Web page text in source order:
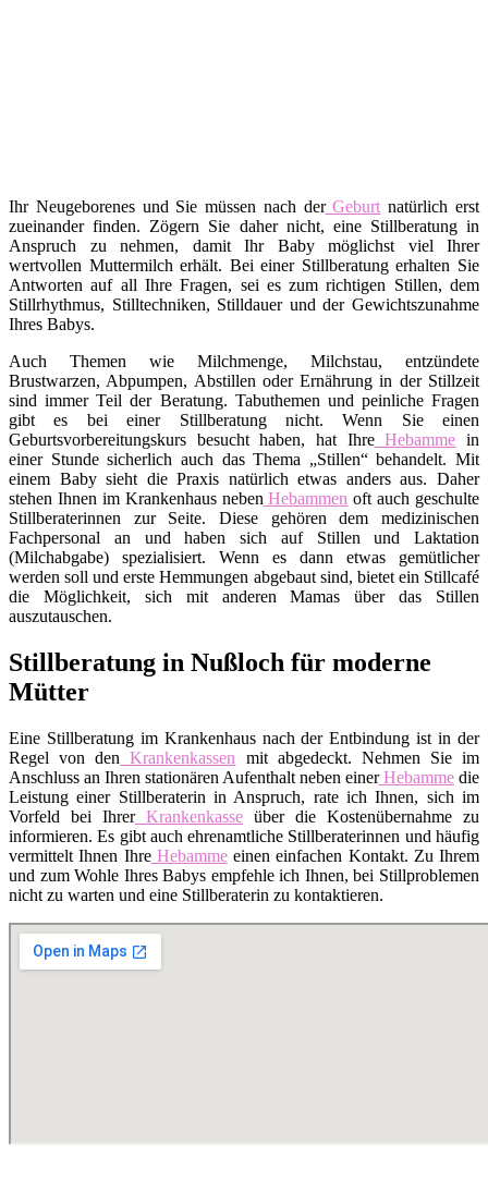
Ihr Neugeborenes und Sie müssen nach derGeburt natürlich erst
zueinander finden. Zögern Sie daher nicht, eine Stillberatung in
Anspruch zu nehmen, damit Ihr Baby möglichst viel Ihrer
wertvollen Muttermilch erhält. Bei einer Stillberatung erhalten Sie
Antworten auf all Ihre Fragen, sei es zum richtigen Stillen, dem
Stillrhythmus, Stilltechniken, Stilldauer und der Gewichtszunahme
Ihres Babys.
Auch Themen wie Milchmenge, Milchstau, entzündete
Brustwarzen, Abpumpen, Abstillen oder Ernährung in der Stillzeit
sind immer Teil der Beratung. Tabuthemen und peinliche Fragen
gibt es bei einer Stillberatung nicht. Wenn Sie einen
Geburtsvorbereitungskurs besucht haben, hat IhreHebamme in
einer Stunde sicherlich auch das Thema „Stillen“ behandelt. Mit
einem Baby sieht die Praxis natürlich etwas anders aus. Daher
stehen Ihnen im Krankenhaus neben Hebammen oft auch geschulte
Stillberaterinnen zur Seite. Diese gehören dem medizinischen
Fachpersonal an und haben sich auf Stillen und Laktation
(Milchabgabe) spezialisiert. Wenn es dann etwas gemütlicher
werden soll und erste Hemmungen abgebaut sind, bietet ein Stillcafé
die Möglichkeit, sich mit anderen Mamas über das Stillen
auszutauschen.
Stillberatung in Nußloch für moderne
Mütter
Eine Stillberatung im Krankenhaus nach der Entbindung ist in der
Regel von den Krankenkassen mit abgedeckt. Nehmen Sie im
Anschluss an Ihren stationären Aufenthalt neben einerHebamme die
Leistung einer Stillberaterin in Anspruch, rate ich Ihnen, sich im
Vorfeld bei IhrerKrankenkasse über die Kostenübernahme zu
informieren. Es gibt auch ehrenamtliche Stillberaterinnen und häufig
vermittelt Ihnen IhreHebammeeinen einfachen Kontakt. Zu Ihrem
und zum Wohle Ihres Babys empfehle ich Ihnen, bei Stillproblemen
nicht zu warten und eine Stillberaterin zu kontaktieren.